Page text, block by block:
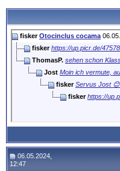
fisker Otocinclus cocama
fisker https://up.picr.de/
ThomasP. sehen schon
Jost Moin ich vermute,
fisker Servus Jost 😊
fisker https://
06.05.2024,
12:47